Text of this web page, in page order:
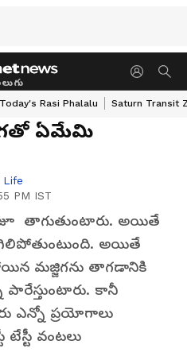
Today's Rasi Phalalu Saturn Transit
ఏమేమి
Life
PM IST
తాగుతుంటారు. అయితే
అయితే
మజ్జిగను తాగడానికి
పారేస్తుంటారు. కానీ
ఎన్నో ప్రయోగాలు
వంటలు